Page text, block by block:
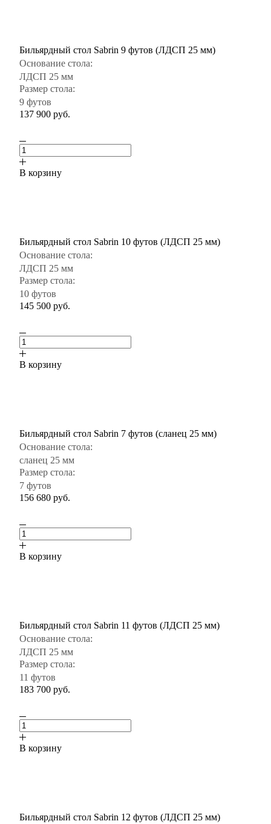
Бильярдный стол Sabrin 9 футов (ЛДСП 25 мм)
Основание стола:
ЛДСП 25 мм
Размер стола:
9 футов
137 900 руб.
В корзину
Бильярдный стол Sabrin 10 футов (ЛДСП 25 мм)
Основание стола:
ЛДСП 25 мм
Размер стола:
10 футов
145 500 руб.
В корзину
Бильярдный стол Sabrin 7 футов (сланец 25 мм)
Основание стола:
сланец 25 мм
Размер стола:
7 футов
156 680 руб.
В корзину
Бильярдный стол Sabrin 11 футов (ЛДСП 25 мм)
Основание стола:
ЛДСП 25 мм
Размер стола:
11 футов
183 700 руб.
В корзину
Бильярдный стол Sabrin 12 футов (ЛДСП 25 мм)